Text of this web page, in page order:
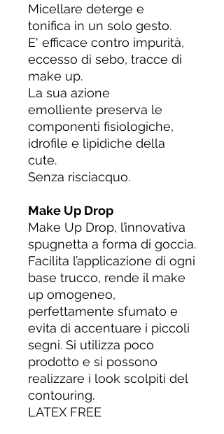
Micellare deterge e
tonifica in un solo gesto.
E' efficace contro impurità,
eccesso di sebo, tracce di
make up.
La sua azione
emolliente preserva le
componenti fisiologiche,
idrofile e lipidiche della
cute.
Senza risciacquo.
Make Up Drop
Make Up Drop, l’innovativa
spugnetta a forma di goccia.
Facilita l’applicazione di ogni
base trucco, rende il make
up omogeneo,
perfettamente sfumato e
evita di accentuare i piccoli
segni. Si utilizza poco
prodotto e si possono
realizzare i look scolpiti del
contouring.
LATEX FREE